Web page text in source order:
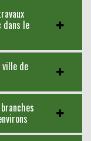
dans le
de